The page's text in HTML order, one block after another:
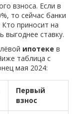
взноса. Если в
то сейчас банки
приносит на
выгоднее ставку.
ипотеке в
таблица с
мая 2024:
Первый
взнос